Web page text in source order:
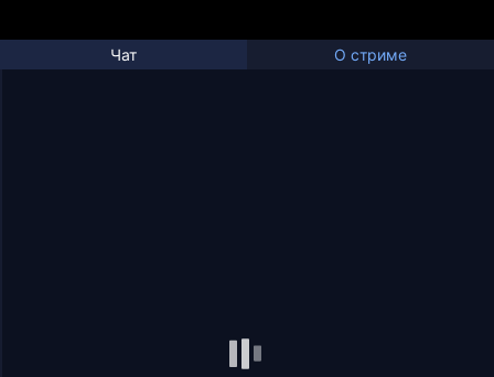
Чат О стриме